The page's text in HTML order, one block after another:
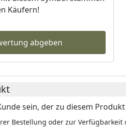
Käufern!
abgeben
sein, der zu diesem
Bestellung oder zur